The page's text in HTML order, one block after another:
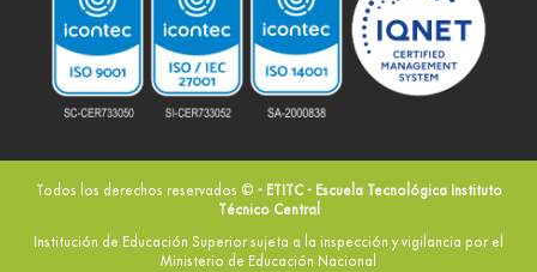
Todos los derechos reservados © - ETITC - Escuela Tecnológica Instituto
Técnico Central
Institución de Educación Superior sujeta a la inspección y vigilancia por el
Ministerio de Educación Nacional